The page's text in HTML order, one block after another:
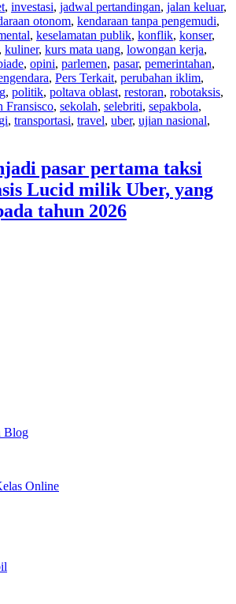
, investasi, jadwal pertandingan, jalan keluar,
otonom, kendaraan tanpa pengemudi,
, keselamatan publik, konflik, konser,
, kuliner, kurs mata uang, lowongan kerja,
, opini, parlemen, pasar, pemerintahan,
, Pers Terkait, perubahan iklim,
, politik, poltava oblast, restoran, robotaksis,
Fransisco, sekolah, selebriti, sepakbola,
, transportasi, travel, uber, ujian nasional,
pasar pertama taksi
Lucid milik Uber, yang
tahun 2026
Blog
Online